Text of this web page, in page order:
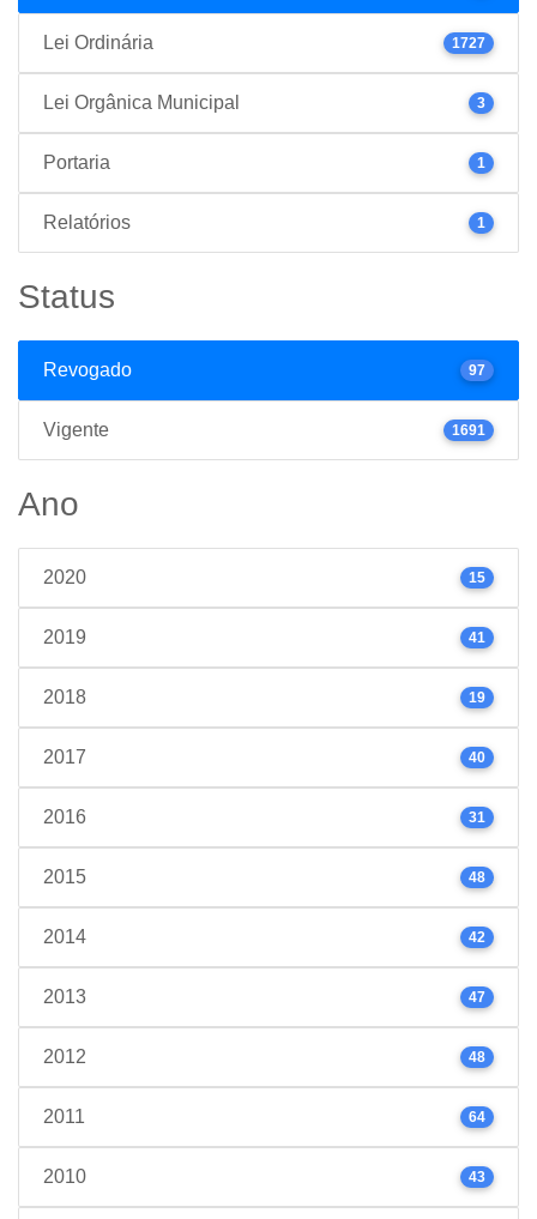
Lei Ordinária 1727
Lei Orgânica Municipal 3
Portaria 1
Relatórios 1
Status
Revogado 97
Vigente 1691
Ano
2020 15
2019 41
2018 19
2017 40
2016 31
2015 48
2014 42
2013 47
2012 48
2011 64
2010 43